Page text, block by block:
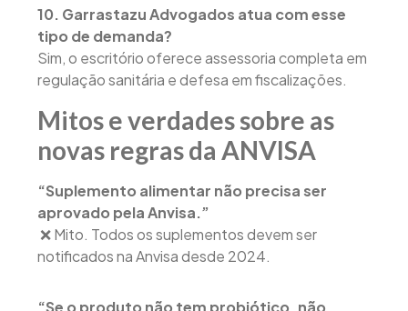
10. Garrastazu Advogados atua com esse
tipo de demanda?
Sim, o escritório oferece assessoria completa em
regulação sanitária e defesa em fiscalizações.
Mitos e verdades sobre as
novas regras da ANVISA
“Suplemento alimentar não precisa ser
aprovado pela Anvisa.”
❌ Mito. Todos os suplementos devem ser
notificados na Anvisa desde 2024.